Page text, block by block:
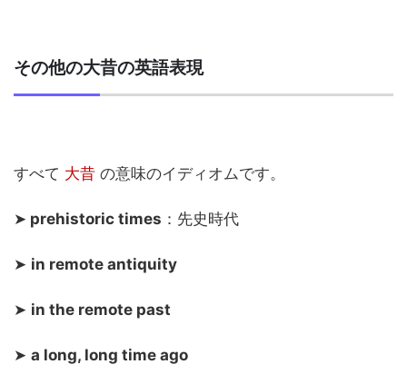
その他の大昔の英語表現
すべて 大昔 の意味のイディオムです。
➤ prehistoric times ：先史時代
➤ in remote antiquity
➤ in the remote past
➤ a long, long time ago